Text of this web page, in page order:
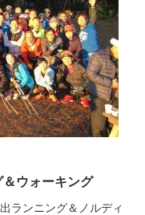
ウォーキング
ランニング＆ノルディ